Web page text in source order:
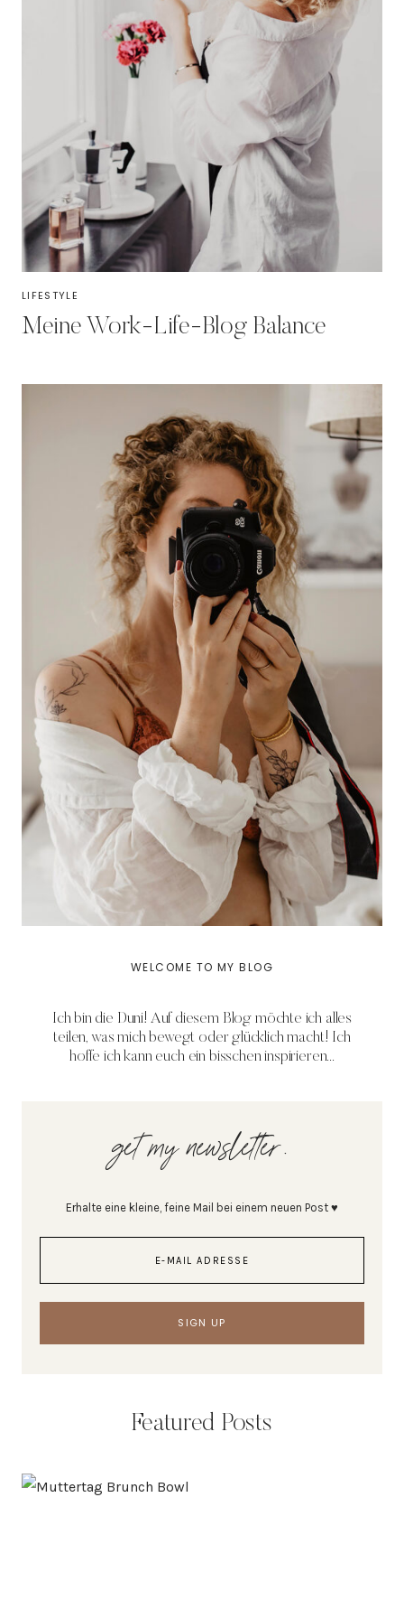
LIFESTYLE
Meine Work-Life-Blog Balance
WELCOME TO MY BLOG
Ich bin die Duni! Auf diesem Blog möchte ich alles
teilen, was mich bewegt oder glücklich macht! Ich
hoffe ich kann euch ein bisschen inspirieren...
get my newsletter.
Erhalte eine kleine, feine Mail bei einem neuen Post ♥
Featured Posts